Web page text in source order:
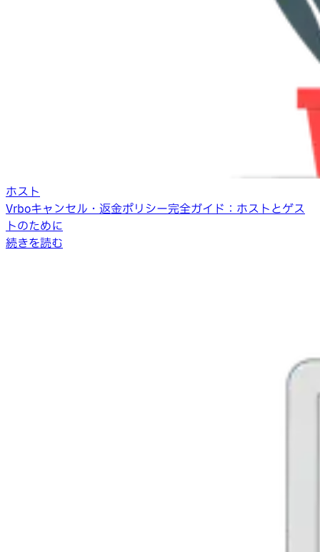
ホスト
Vrboキャンセル・返金ポリシー完全ガイド：ホストとゲス
トのために
続きを読む